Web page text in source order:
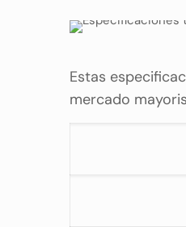
Estas
mercado